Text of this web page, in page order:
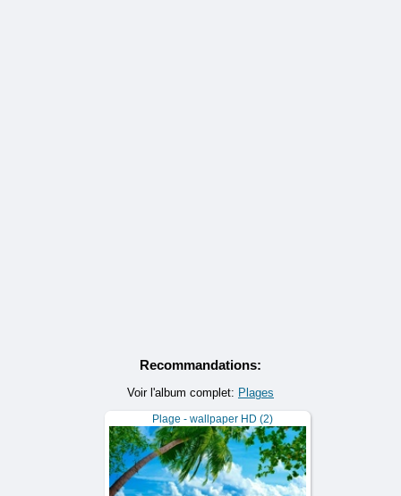
Recommandations:
Voir l'album complet: Plages
Plage - wallpaper HD (2)